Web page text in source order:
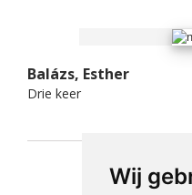
Wij
Balázs, Esther
Drie keer